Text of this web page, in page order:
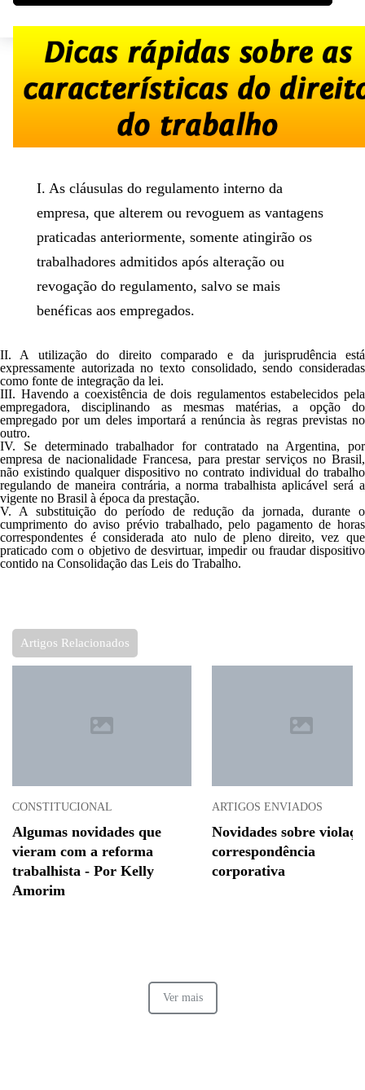
I. As cláusulas do regulamento interno da
empresa, que alterem ou revoguem as vantagens
praticadas anteriormente, somente atingirão os
trabalhadores admitidos após alteração ou
revogação do regulamento, salvo se mais
benéficas aos empregados.
II. A utilização do direito comparado e da jurisprudência está
expressamente autorizada no texto consolidado, sendo consideradas
como fonte de integração da lei.
III. Havendo a coexistência de dois regulamentos estabelecidos pela
empregadora, disciplinando as mesmas matérias, a opção do
empregado por um deles importará a renúncia às regras previstas no
outro.
IV. Se determinado trabalhador for contratado na Argentina, por
empresa de nacionalidade Francesa, para prestar serviços no Brasil,
não existindo qualquer dispositivo no contrato individual do trabalho
regulando de maneira contrária, a norma trabalhista aplicável será a
vigente no Brasil à época da prestação.
V. A substituição do período de redução da jornada, durante o
cumprimento do aviso prévio trabalhado, pelo pagamento de horas
correspondentes é considerada ato nulo de pleno direito, vez que
praticado com o objetivo de desvirtuar, impedir ou fraudar dispositivo
contido na Consolidação das Leis do Trabalho.
Artigos Relacionados
CONSTITUCIONAL
Algumas novidades que
vieram com a reforma
trabalhista - Por Kelly
Amorim
ARTIGOS ENVIADOS
Novidades sobre
correspondência
corporativa
Ver mais